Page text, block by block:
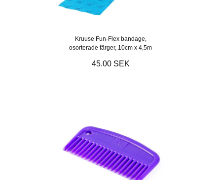
Kruuse Fun-Flex bandage,
osorterade färger, 10cm x 4,5m
45.00 SEK